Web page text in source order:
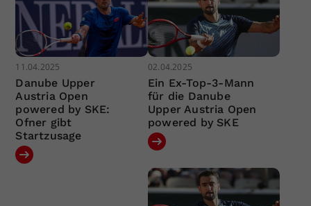
11.04.2025
Danube Upper
Austria Open
powered by SKE:
Ofner gibt
Startzusage
02.04.2025
Ein Ex-Top-3-Mann
für die Danube
Upper Austria Open
powered by SKE